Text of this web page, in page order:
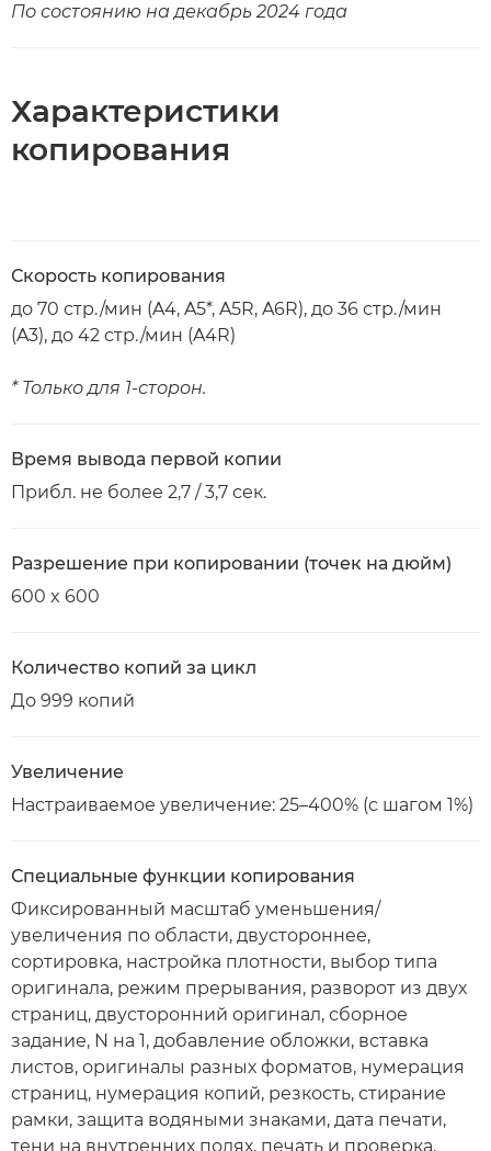
По состоянию на декабрь 2024 года
Характеристики
копирования
Скорость копирования
до 70 стр./мин (A4, A5*, A5R, A6R), до 36 стр./мин
(A3), до 42 стр./мин (A4R)
* Только для 1-сторон.
Время вывода первой копии
Прибл. не более 2,7 / 3,7 сек.
Разрешение при копировании (точек на дюйм)
600 x 600
Количество копий за цикл
До 999 копий
Увеличение
Настраиваемое увеличение: 25–400% (с шагом 1%)
Специальные функции копирования
Фиксированный масштаб уменьшения/
увеличения по области, двустороннее,
сортировка, настройка плотности, выбор типа
оригинала, режим прерывания, разворот из двух
страниц, двусторонний оригинал, сборное
задание, N на 1, добавление обложки, вставка
листов, оригиналы разных форматов, нумерация
страниц, нумерация копий, резкость, стирание
рамки, защита водяными знаками, дата печати,
тени на внутренних полях, печать и проверка,